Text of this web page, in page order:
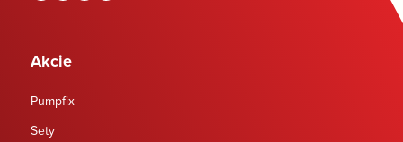
Akcie
Pumpfix
Sety